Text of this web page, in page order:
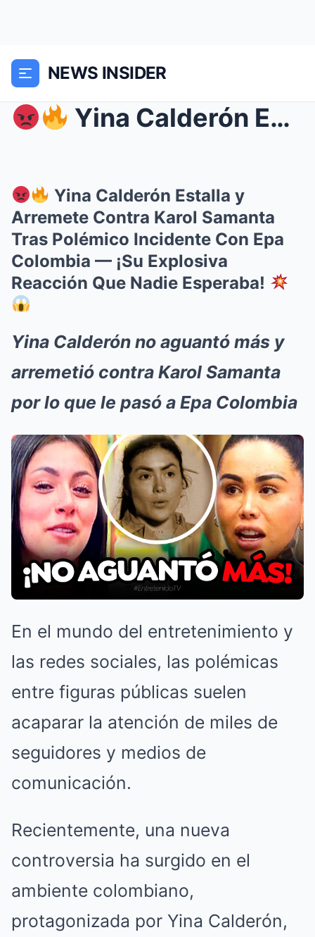
NEWS INSIDER
Yina Calderón Estalla y Arremete Contra Karol S...
Yina Calderón Estalla y
Arremete Contra Karol Samanta
Tras Polémico Incidente Con Epa
Colombia — ¡Su Explosiva
Reacción Que Nadie Esperaba!
Yina Calderón no aguantó más y
arremetió contra Karol Samanta
por lo que le pasó a Epa Colombia
En el mundo del entretenimiento y
las redes sociales, las polémicas
entre figuras públicas suelen
acaparar la atención de miles de
seguidores y medios de
comunicación.
Recientemente, una nueva
controversia ha surgido en el
ambiente colombiano,
protagonizada por Yina Calderón,